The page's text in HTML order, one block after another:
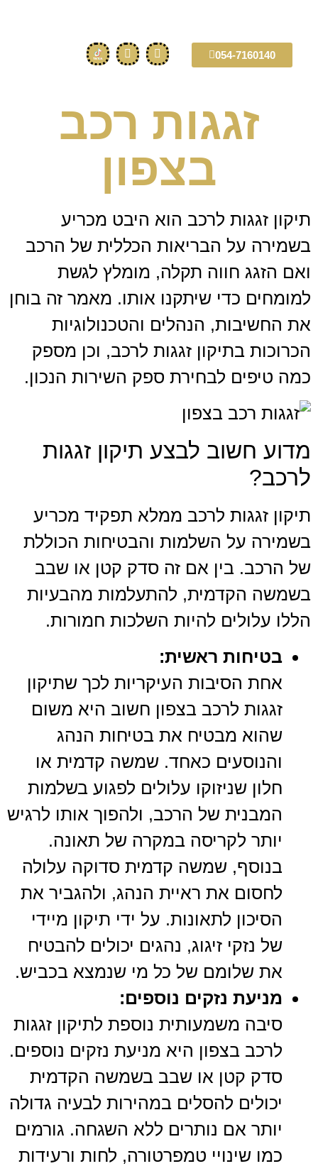
054-7160140
זגגות רכב
בצפון
תיקון זגגות לרכב הוא היבט מכריע
בשמירה על הבריאות הכללית של הרכב
ואם הזגג חווה תקלה, מומלץ לגשת
למומחים כדי שיתקנו אותו. מאמר זה בוחן
את החשיבות, הנהלים והטכנולוגיות
הכרוכות בתיקון זגגות לרכב, וכן מספק
כמה טיפים לבחירת ספק השירות הנכון.
מדוע חשוב לבצע תיקון זגגות
לרכב?
תיקון זגגות לרכב ממלא תפקיד מכריע
בשמירה על השלמות והבטיחות הכוללת
של הרכב. בין אם זה סדק קטן או שבב
בשמשה הקדמית, להתעלמות מהבעיות
הללו עלולים להיות השלכות חמורות.
בטיחות ראשית:
אחת הסיבות העיקריות לכך שתיקון
זגגות לרכב בצפון חשוב היא משום
שהוא מבטיח את בטיחות הנהג
והנוסעים כאחד. שמשה קדמית או
חלון שניזוקו עלולים לפגוע בשלמות
המבנית של הרכב, ולהפוך אותו לרגיש
יותר לקריסה במקרה של תאונה.
בנוסף, שמשה קדמית סדוקה עלולה
לחסום את ראיית הנהג, ולהגביר את
הסיכון לתאונות. על ידי תיקון מיידי
של נזקי זיגוג, נהגים יכולים להבטיח
את שלומם של כל מי שנמצא בכביש.
מניעת נזקים נוספים:
סיבה משמעותית נוספת לתיקון זגגות
לרכב בצפון היא מניעת נזקים נוספים.
סדק קטן או שבב בשמשה הקדמית
יכולים להסלים במהירות לבעיה גדולה
יותר אם נותרים ללא השגחה. גורמים
כמו שינויי טמפרטורה, לחות ורעידות